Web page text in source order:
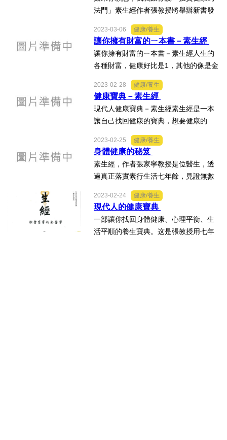
法門」素生經作者張教授將舉辦新書發
表會機會難得，讓你擁有健康，作者現
身說法免費進場，自由入席地點:張榮發
基金會1001會議廳時間:4月16日下午2
點至4點
2023-03-06 健康/養生
讓你擁有財富的ㄧ本書－素生經
讓你擁有財富的ㄧ本書－素生經人生的
各種財富，健康好比是1，其他的像是金
錢、房子、車子、事業、家庭、生活、
都是0。累積的0越多，人生成就越大。
但是如果沒有前面的健康1，後面有再多
的0都沒用，終究化為烏...
2023-02-28 健康/養生
健康寶典－素生經
現代人健康寶典－素生經素生經是一本
讓自己找回健康的寶典，想要健康的
你，請趕快在博客來訂購，要和作者面
對面交談請與蔡小姐聯絡。（0981-656-
673LineID:kellyshuxin）素生經目錄02
自序08目錄10引...
2023-02-25 健康/養生
身體健康的秘笈
素生經，作者張家寧教授是位醫生，透
過真正落實素行生活七年餘，見證無數
素行同路人因為相信，因為付出行動，
因為素行生活，所以身心靈得以轉變和
提升，運用《素生經》的功法讓自己身
體健康、心理平衡、生活平順...
2023-02-24 健康/養生
現代人的健康寶典
一部讓你找回身體健康、心理平衡、生
活平順的養生寶典。这是張教授用七年